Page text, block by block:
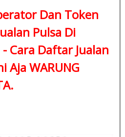
Dan Token
Pulsa Di
Cara Daftar Jualan
Aja WARUNG